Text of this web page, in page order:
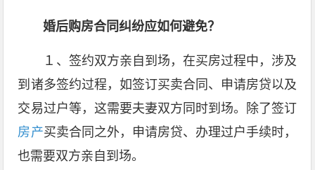
婚后购房合同纠纷应如何避免？
１、签约双方亲自到场，在买房过程中，涉及
到诸多签约过程，如签订买卖合同、申请房贷以及
交易过户等，这需要夫妻双方同时到场。除了签订
房产买卖合同之外，申请房贷、办理过户手续时，
也需要双方亲自到场。